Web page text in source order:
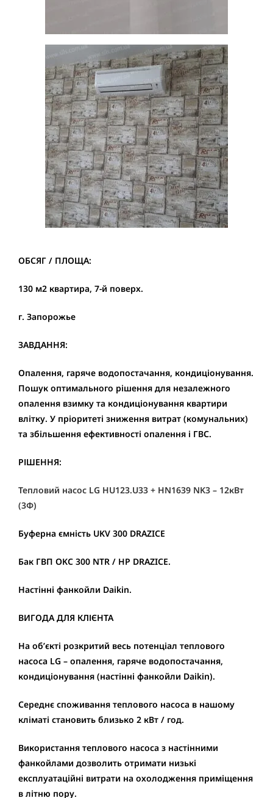
ОБСЯГ / ПЛОЩА:
130 м2 квартира, 7-й поверх.
г. Запорожье
ЗАВДАННЯ:
Опалення, гаряче водопостачання, кондиціонування.
Пошук оптимального рішення для незалежного
опалення взимку та кондиціонування квартири
влітку. У пріоритеті зниження витрат (комунальних)
та збільшення ефективності опалення і ГВС.
РІШЕННЯ:
Тепловий насос LG HU123.U33 + HN1639 NK3 – 12кВт
(3Ф)
Буферна ємність UKV 300 DRAZICE
Бак ГВП OKC 300 NTR / HP DRAZICE.
Настінні фанкойли Daikin.
ВИГОДА ДЛЯ КЛІЄНТА
На об’єкті розкритий весь потенціал теплового
насоса LG – опалення, гаряче водопостачання,
кондиціонування (настінні фанкойли Daikin).
Середнє споживання теплового насоса в нашому
кліматі становить близько 2 кВт / год.
Використання теплового насоса з настінними
фанкойлами дозволить отримати низькі
експлуатаційні витрати на охолодження приміщення
в літню пору.